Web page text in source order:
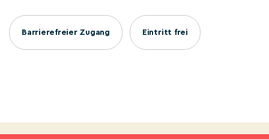
Barrierefreier Zugang Eintritt frei